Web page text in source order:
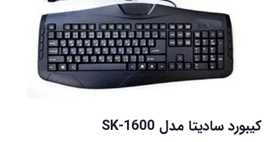
کیبورد سادیتا مدل SK-1600